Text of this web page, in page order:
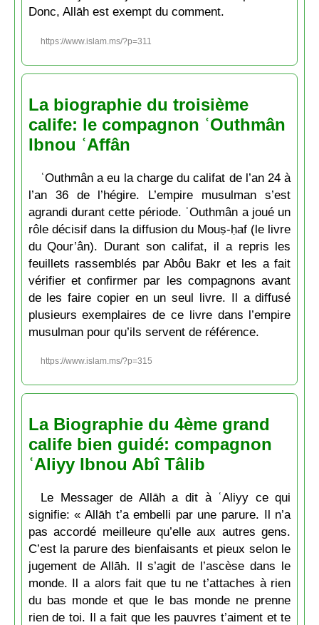
Donc, Allāh est exempt du comment.
https://www.islam.ms/?p=311
La biographie du troisième
calife: le compagnon ʿOuthmân
Ibnou ʿAffân
ʿOuthmân a eu la charge du califat de l’an 24 à
l’an 36 de l’hégire. L’empire musulman s’est
agrandi durant cette période. ʿOuthmân a joué un
rôle décisif dans la diffusion du Mouṣ-ḥaf (le livre
du Qour’ân). Durant son califat, il a repris les
feuillets rassemblés par Abôu Bakr et les a fait
vérifier et confirmer par les compagnons avant
de les faire copier en un seul livre. Il a diffusé
plusieurs exemplaires de ce livre dans l’empire
musulman pour qu’ils servent de référence.
https://www.islam.ms/?p=315
La Biographie du 4ème grand
calife bien guidé: compagnon
ʿAliyy Ibnou Abî Tâlib
Le Messager de Allāh a dit à ʿAliyy ce qui
signifie: « Allāh t’a embelli par une parure. Il n’a
pas accordé meilleure qu’elle aux autres gens.
C’est la parure des bienfaisants et pieux selon le
jugement de Allāh. Il s’agit de l’ascèse dans le
monde. Il a alors fait que tu ne t’attaches à rien
du bas monde et que le bas monde ne prenne
rien de toi. Il a fait que les pauvres t’aiment et te